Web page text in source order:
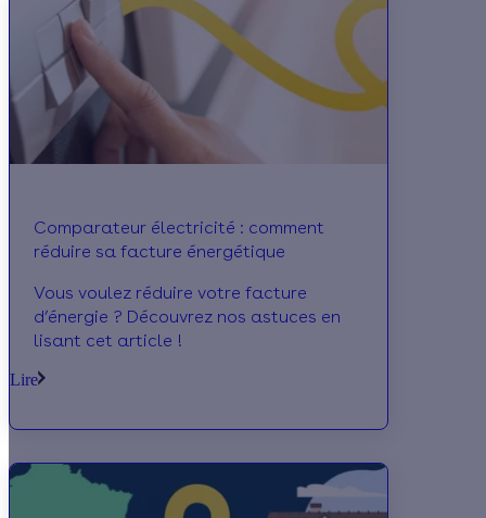
Comparateur électricité : comment
réduire sa facture énergétique
Vous voulez réduire votre facture
d’énergie ? Découvrez nos astuces en
lisant cet article !
Lire